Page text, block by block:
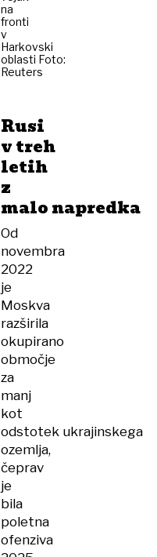
na
fronti
v
Harkovski
oblasti Foto:
Reuters
Rusi
v treh
letih
z
malo napredka
Od
novembra
2022
je
Moskva
razširila
okupirano
območje
za
manj
kot
odstotek ukrajinskega
ozemlja,
čeprav
je
bila
poletna
ofenziva